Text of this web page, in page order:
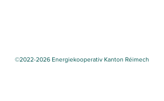
©2022-2026 Energiekooperativ Kanton Réimech